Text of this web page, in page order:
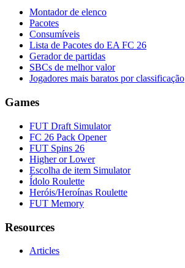
Montador de elenco
Pacotes
Consumíveis
Lista de Pacotes do EA FC 26
Gerador de partidas
SBCs de melhor valor
Jogadores mais baratos por classificação
Games
FUT Draft Simulator
FC 26 Pack Opener
FUT Spins 26
Higher or Lower
Escolha de item Simulator
Ídolo Roulette
Heróis/Heroínas Roulette
FUT Memory
Resources
Articles